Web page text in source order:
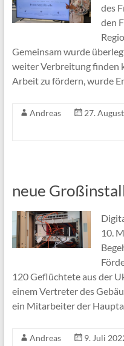
des
den
Gemeinsam wurde
weiter Verbreitung finden
Arbeit zu fördern, wurde
Andreas 27.
neue
10.
120 Geflüchtete aus der
einem Vertreter des
ein Mitarbeiter der
Andreas
9. Juli